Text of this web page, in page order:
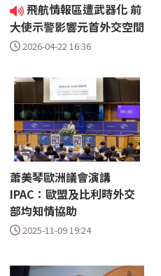
飛航情報區遭武器化 前
大使示警影響元首外交空間
2026-04-22 16:36
蕭美琴歐洲議會演講
IPAC：歐盟及比利時外交
部均知情協助
2025-11-09 19:24